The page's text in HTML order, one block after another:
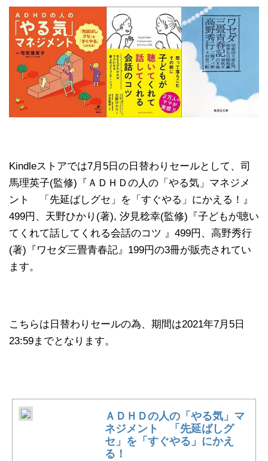
Kindleストアでは7月5日の日替わりセールとして、司
馬理英子(監修)『ＡＤＨＤの人の「やる気」マネジメ
ント 「先延ばしグセ」を「すぐやる」にかえる！』
499円、天野ひかり(著), 汐見稔幸(監修)『子どもが聴い
てくれて話してくれる会話のコツ 』499円、高野秀行
(著)『ワセダ三畳青春記』199円の3冊が販売されてい
ます。
こちらは日替わりセールの為、期間は2021年7月5日
23:59までとなります。
ＡＤＨＤの人の「やる気」マ
ネジメント 「先延ばしグ
セ」を「すぐやる」にかえ
る！